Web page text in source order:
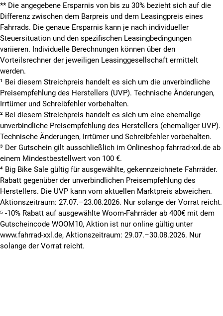
** Die angegebene Ersparnis von bis zu 30% bezieht sich auf die
Differenz zwischen dem Barpreis und dem Leasingpreis eines
Fahrrads. Die genaue Ersparnis kann je nach individueller
Steuersituation und den spezifischen Leasingbedingungen
variieren. Individuelle Berechnungen können über den
Vorteilsrechner der jeweiligen Leasinggesellschaft ermittelt
werden.
¹ Bei diesem Streichpreis handelt es sich um die unverbindliche
Preisempfehlung des Herstellers (UVP). Technische Änderungen,
Irrtümer und Schreibfehler vorbehalten.
² Bei diesem Streichpreis handelt es sich um eine ehemalige
unverbindliche Preisempfehlung des Herstellers (ehemaliger UVP).
Technische Änderungen, Irrtümer und Schreibfehler vorbehalten.
³ Der Gutschein gilt ausschließlich im Onlineshop fahrrad-xxl.de ab
einem Mindestbestellwert von 100 €.
⁴ Big Bike Sale gültig für ausgewählte, gekennzeichnete Fahrräder.
Rabatt gegenüber der unverbindlichen Preisempfehlung des
Herstellers. Die UVP kann vom aktuellen Marktpreis abweichen.
Aktionszeitraum: 27.07.–23.08.2026. Nur solange der Vorrat reicht.
⁵ -10% Rabatt auf ausgewählte Woom-Fahrräder ab 400€ mit dem
Gutscheincode WOOM10, Aktion ist nur online gültig unter
www.fahrrad-xxl.de, Aktionszeitraum: 29.07.–30.08.2026. Nur
solange der Vorrat reicht.